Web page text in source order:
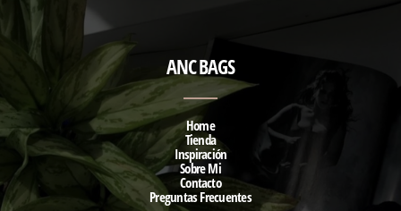
ANC BAGS
Home
Tienda
Inspiración
Sobre Mi
Contacto
Preguntas Frecuentes